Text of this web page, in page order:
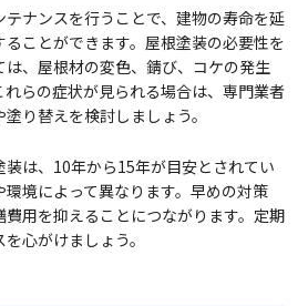
ナンスを行うことで、建物の寿命を延
ことができます。屋根塗装の必要性を
は、屋根材の変色、錆び、コケの発生
らの症状が見られる場合は、専門業者
り替えを検討しましょう。
は、10年から15年が目安とされてい
境によって異なります。早めの対策
用を抑えることにつながります。定期
心がけましょう。